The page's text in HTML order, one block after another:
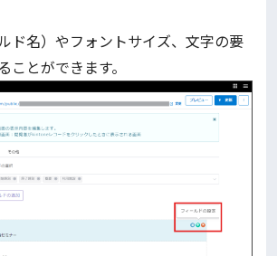
ド名）やフォントサイズ、文字の要
ことができます。